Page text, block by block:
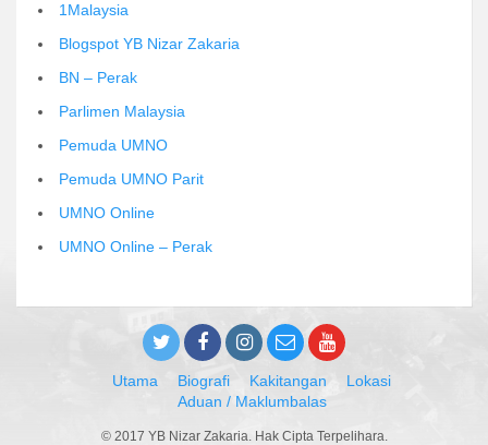
1Malaysia
Blogspot YB Nizar Zakaria
BN – Perak
Parlimen Malaysia
Pemuda UMNO
Pemuda UMNO Parit
UMNO Online
UMNO Online – Perak
Utama Biografi Kakitangan
Lokasi
Aduan / Maklumbalas
© 2017 YB Nizar Zakaria. Hak Cipta Terpelihara.